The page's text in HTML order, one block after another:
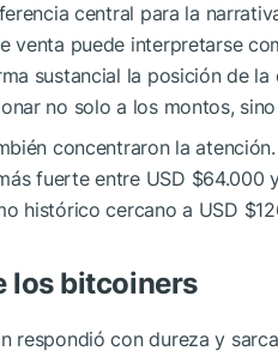
central para la
venta puede interpretarse
sustancial la posición de
no solo a los montos,
concentraron la
fuerte entre USD $64.000
histórico cercano a USD
los bitcoiners
respondió con dureza y